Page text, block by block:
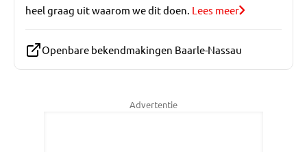
heel graag uit waarom we dit doen. Lees meer
Openbare bekendmakingen Baarle-Nassau
Advertentie